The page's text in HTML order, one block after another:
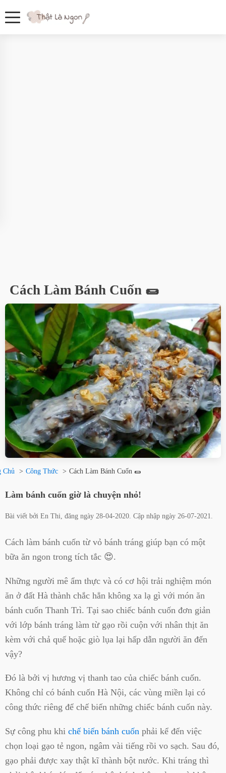
Cách Làm Bánh Cuốn 🌯
Chủ Công Thức Cách Làm Bánh Cuốn 🌯
Làm bánh cuốn giờ là chuyện nhỏ!
Bài viết bởi En Thi, đăng ngày 28-04-2020. Cập nhập ngày 26-07-2021.
Cách làm bánh cuốn từ vỏ bánh tráng giúp bạn có một
bữa ăn ngon trong tích tắc 😍.
Những người mê ẩm thực và có cơ hội trải nghiệm món
ăn ở đất Hà thành chắc hẳn không xa lạ gì với món ăn
bánh cuốn Thanh Trì. Tại sao chiếc bánh cuốn đơn giản
với lớp bánh tráng làm từ gạo rồi cuộn với nhân thịt ăn
kèm với chả quế hoặc giò lụa lại hấp dẫn người ăn đến
vậy?
Đó là bởi vị hương vị thanh tao của chiếc bánh cuốn.
Không chỉ có bánh cuốn Hà Nội, các vùng miền lại có
công thức riêng để chế biến những chiếc bánh cuốn này.
Sự công phu khi chế biến bánh cuốn phải kể đến việc
chọn loại gạo tẻ ngon, ngâm vài tiếng rồi vo sạch. Sau đó,
gạo phải được xay thật kĩ thành bột nước. Khi tráng thì